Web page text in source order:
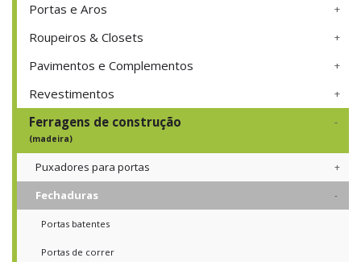
Portas e Aros
Roupeiros & Closets
Pavimentos e Complementos
Revestimentos
Ferragens de construção
(madeira)
Puxadores para portas
Fechaduras
Portas batentes
Portas de correr